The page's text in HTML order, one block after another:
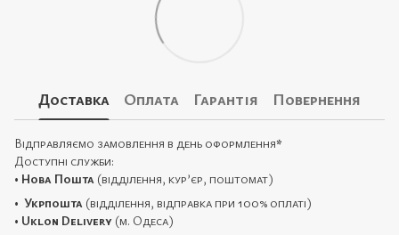
Доставка Оплата Гарантія Повернення
Відправляємо замовлення в день оформлення*
Доступні служби:
• Нова Пошта (відділення, кур’єр, поштомат)
• Укрпошта (відділення, відправка при 100% оплаті)
• Uklon Delivery (м. Одеса)